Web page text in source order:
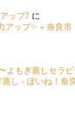
ップ⤴️ に
アップ✨ » 奈良市
よもぎ蒸しセラピ
し - ぽいね！奈